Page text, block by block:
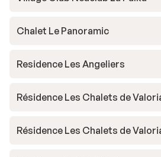
Chalet Le Panoramic
Residence Les Angeliers
Résidence Les Chalets de
Résidence Les Chalets de